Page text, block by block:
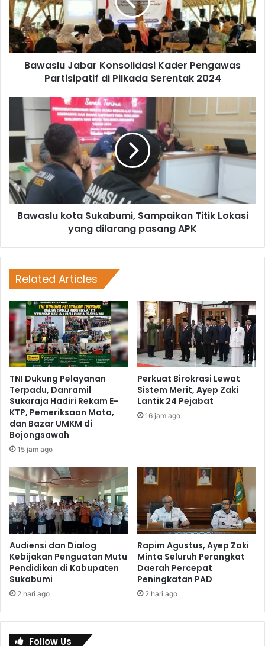
Bawaslu Jabar Konsolidasi Kader Pengawas
Partisipatif di Pilkada Serentak 2024
Bawaslu kota Sukabumi, Sampaikan Titik Lokasi
yang dilarang pasang APK
Related Articles
TNI Dukung Pelayanan
Terpadu, Danramil
Sukaraja Hadiri Rekam E-
KTP, Pemeriksaan Mata,
dan Bazar UMKM di
Bojongsawah
15 jam ago
Perkuat Birokrasi Lewat
Sistem Merit, Ayep Zaki
Lantik 24 Pejabat
16 jam ago
Audiensi dan Dialog
Kebijakan Penguatan Mutu
Pendidikan di Kabupaten
Sukabumi
2 hari ago
Rapim Agustus, Ayep Zaki
Minta Seluruh Perangkat
Daerah Percepat
Peningkatan PAD
2 hari ago
Follow Us